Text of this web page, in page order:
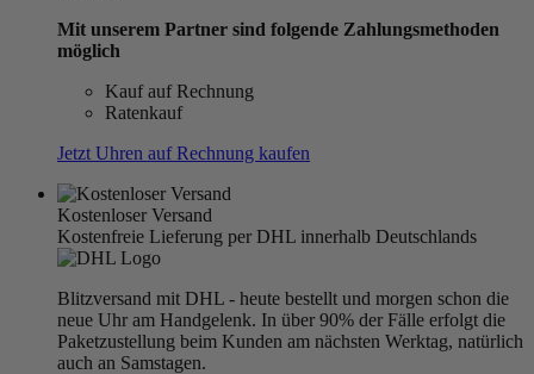
Mit unserem Partner sind folgende Zahlungsmethoden
möglich
Kauf auf Rechnung
Ratenkauf
Jetzt Uhren auf Rechnung kaufen
Kostenloser Versand
Kostenfreie Lieferung per DHL innerhalb Deutschlands
Blitzversand mit DHL - heute bestellt und morgen schon die
neue Uhr am Handgelenk. In über 90% der Fälle erfolgt die
Paketzustellung beim Kunden am nächsten Werktag, natürlich
auch an Samstagen.